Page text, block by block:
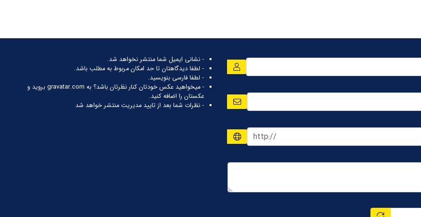
- نشانی ایمیل شما منتشر نخواهد شد.
- لطفا دیدگاهتان تا حد امکان مربوط به مطلب باشد.
- لطفا فارسی بنویسید.
- میخواهید عکس خودتان کنار نظرتان باشد؟ به gravatar.com بروید و
عکستان را اضافه کنید.
- نظرات شما بعد از تایید مدیریت منتشر خواهد شد